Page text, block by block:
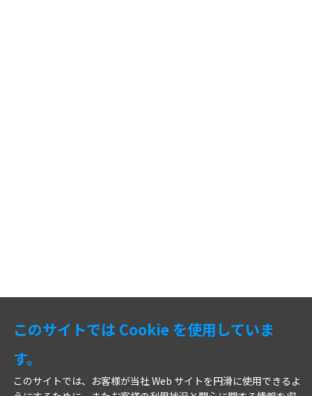
このサイトでは Cookie を使用していま
す。
このサイトでは、お客様が当社 Web サイトを円滑に使用できるよ